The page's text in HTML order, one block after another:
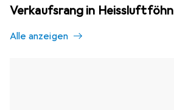
Verkaufsrang in Heissluftföhn
Alle anzeigen